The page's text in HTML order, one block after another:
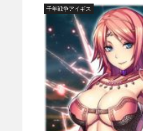
千年戦争アイギス